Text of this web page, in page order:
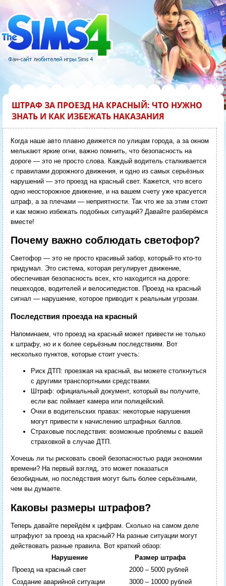
ШТРАФ ЗА ПРОЕЗД НА КРАСНЫЙ: ЧТО НУЖНО
ЗНАТЬ И КАК ИЗБЕЖАТЬ НАКАЗАНИЯ
Когда наше авто плавно движется по улицам города, а за окном
мелькают яркие огни, важно помнить, что безопасность на
дороге — это не просто слова. Каждый водитель сталкивается
с правилами дорожного движения, и одно из самых серьёзных
нарушений — это проезд на красный свет. Кажется, что всего
одно неосторожное движение, и на вашем счету уже красуется
штраф, а за плечами — неприятности. Так что же за этим стоит
и как можно избежать подобных ситуаций? Давайте разберёмся
вместе!
Почему важно соблюдать светофор?
Светофор — это не просто красивый забор, который-то кто-то
придумал. Это система, которая регулирует движение,
обеспечивая безопасность всех, кто находится на дороге:
пешеходов, водителей и велосипедистов. Проезд на красный
сигнал — нарушение, которое приводит к реальным угрозам.
Последствия проезда на красный
Напоминаем, что проезд на красный может привести не только
к штрафу, но и к более серьёзным последствиям. Вот
несколько пунктов, которые стоит учесть:
Риск ДТП: проезжая на красный, вы можете столкнуться
с другими транспортными средствами.
Штраф: официальный документ, который вы получите,
если вас поймает камера или полицейский.
Очки в водительских правах: некоторые нарушения
могут привести к начислению штрафных баллов.
Страховые последствия: возможные проблемы с вашей
страховкой в случае ДТП.
Хочешь ли ты рисковать своей безопасностью ради экономии
времени? На первый взгляд, это может показаться
безобидным, но последствия могут быть более серьёзными,
чем вы думаете.
Каковы размеры штрафов?
Теперь давайте перейдём к цифрам. Сколько на самом деле
штрафуют за проезд на красный? На разные ситуации могут
действовать разные правила. Вот краткий обзор:
Нарушение
Размер штрафа
Проезд на красный свет
2000 – 5000 рублей
Создание аварийной ситуации
3000 – 10000 рублей